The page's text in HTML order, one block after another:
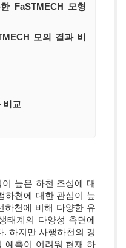
FaSTMECH 모형
모의 결과 비
비교
높은 하천 조성에 대
하천에 대한 관심이 높
하천에 비해 다양한 유
태계의 다양성 측면에
하지만 사행하천의 경
예측이 어려워 현재 하